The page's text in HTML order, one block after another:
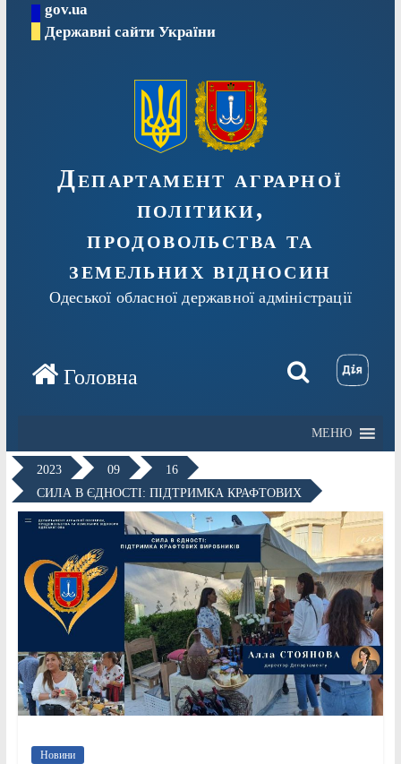
Перейтиgov.ua
Державні сайти України
Департамент аграрної
політики,
продовольства та
земельних відносин
Одеської обласної державної адміністрації
МЕНЮ
2023 09
16
СИЛА В ЄДНОСТІ: ПІДТРИМКА КРАФТОВИХ
Новини